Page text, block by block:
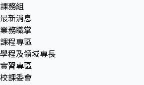
課務組
最新消息
業務職掌
課程專區
學程及領域專長
實習專區
校課委會